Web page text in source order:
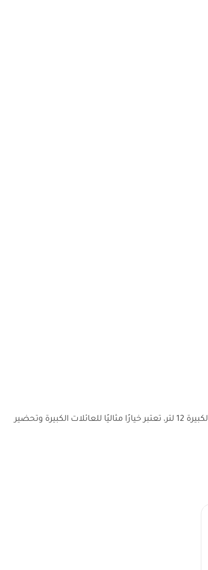
تقدم سونا طنجرة الضغط SPC-120LH بحجم كبير وأداء قوي لتجربة طبخ أسرع وأكثر كفاءة. بفضل قدرتها العالية 1500 واط وسعتها الكبيرة 12 لتر، تعتبر خيارًا مثاليًا للعائلات الكبيرة وتحضير